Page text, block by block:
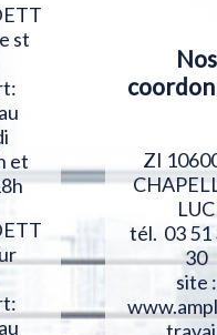
st
et
Nos
ZI
LUC
tél. 03 51
30
site :